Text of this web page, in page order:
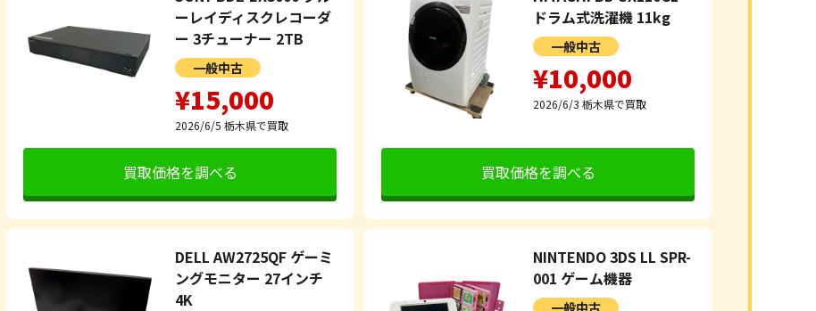
ーレイディスクレコーダ
ー 3チューナー 2TB
一般中古
¥15,000
2026/6/5 栃木県で買取
買取価格を調べる
ドラム式洗濯機 11kg
一般中古
¥10,000
2026/6/3 栃木県で買取
買取価格を調べる
DELL AW2725QF ゲーミ
ングモニター 27インチ
4K
NINTENDO 3DS LL SPR-
001 ゲーム機器
一般中古